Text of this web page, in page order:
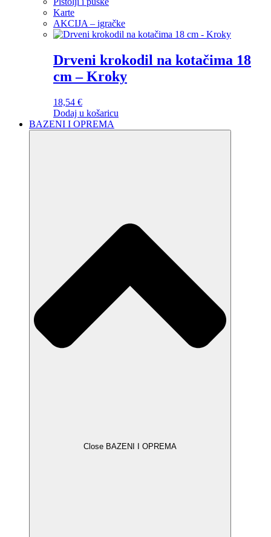
Karte
AKCIJA – igračke
Drveni krokodil na kotačima 18
cm – Kroky
18,54 €
Dodaj u košaricu
BAZENI I OPREMA
Close BAZENI I OPREMA